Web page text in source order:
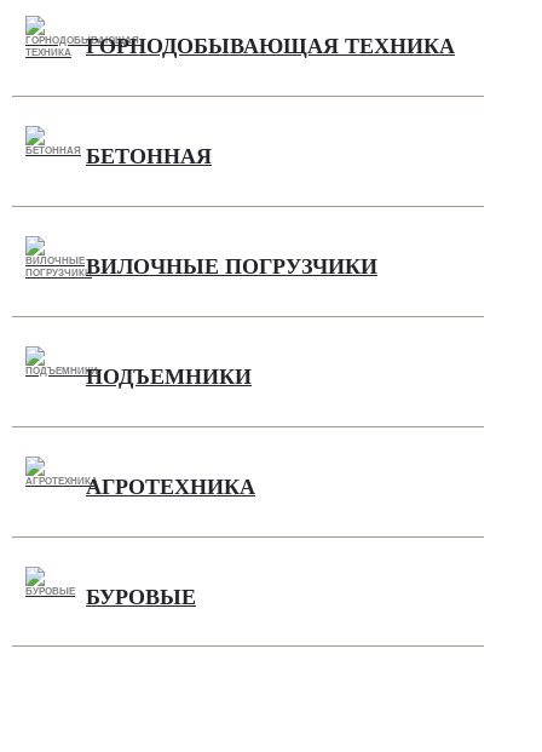
ГОРНОДОБЫВАЮЩАЯ ТЕХНИКА
БЕТОННАЯ
ВИЛОЧНЫЕ ПОГРУЗЧИКИ
ПОДЪЕМНИКИ
АГРОТЕХНИКА
БУРОВЫЕ